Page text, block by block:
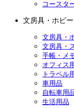
コースタ
文房具・ホビ
文房具・
文房具・
手帳・メ
オフィス
トラベル
車用品
自転車用
生活用品